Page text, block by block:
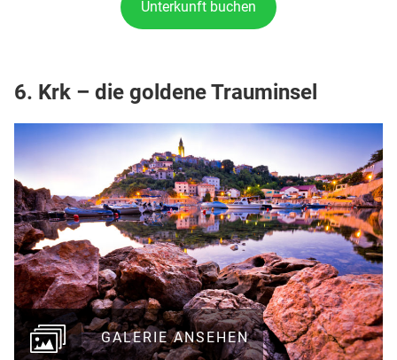
Unterkunft buchen
6. Krk – die goldene Trauminsel
GALERIE ANSEHEN